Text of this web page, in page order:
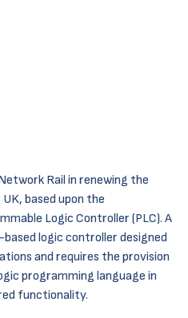
Rail in renewing the
based upon the
Logic Controller (PLC). A
logic controller designed
and requires the provision
programming language in
functionality.